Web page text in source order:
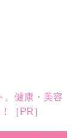
。健康・美容
［PR］